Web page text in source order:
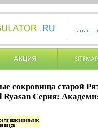
сокровища старой
Ryasan Серия: